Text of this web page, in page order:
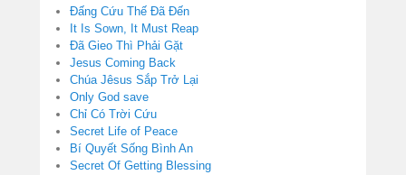
Đấng Cứu Thế Đã Đến
It Is Sown, It Must Reap
Đã Gieo Thì Phải Gặt
Jesus Coming Back
Chúa Jêsus Sắp Trở Lại
Only God save
Chỉ Có Trời Cứu
Secret Life of Peace
Bí Quyết Sống Bình An
Secret Of Getting Blessing